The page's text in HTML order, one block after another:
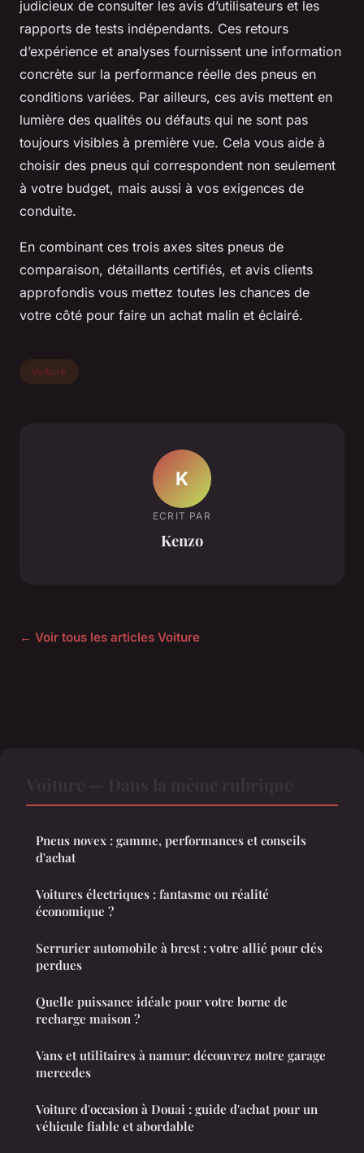
judicieux de consulter les avis d’utilisateurs et les
rapports de tests indépendants. Ces retours
d’expérience et analyses fournissent une information
concrète sur la performance réelle des pneus en
conditions variées. Par ailleurs, ces avis mettent en
lumière des qualités ou défauts qui ne sont pas
toujours visibles à première vue. Cela vous aide à
choisir des pneus qui correspondent non seulement
à votre budget, mais aussi à vos exigences de
conduite.
En combinant ces trois axes sites pneus de
comparaison, détaillants certifiés, et avis clients
approfondis vous mettez toutes les chances de
votre côté pour faire un achat malin et éclairé.
Voiture
K
ECRIT PAR
Kenzo
← Voir tous les articles Voiture
Pneus novex : gamme, performances et conseils
d'achat
Voitures électriques : fantasme ou réalité
économique ?
Serrurier automobile à brest : votre allié pour clés
perdues
Quelle puissance idéale pour votre borne de
recharge maison ?
Vans et utilitaires à namur: découvrez notre garage
mercedes
Voiture d'occasion à Douai : guide d'achat pour un
véhicule fiable et abordable